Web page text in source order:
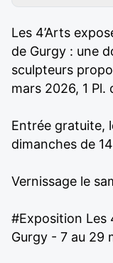
Les 4’Arts
de Gurgy : une
sculpteurs
mars 2026, 1 Pl.
Entrée gratuite,
dimanches de
Vernissage le
#Exposition Les
Gurgy - 7 au 29